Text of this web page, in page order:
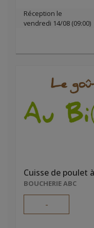
Réception le
vendredi 14/08 (09:00)
Cuisse de poulet
BOUCHERIE ABC
-